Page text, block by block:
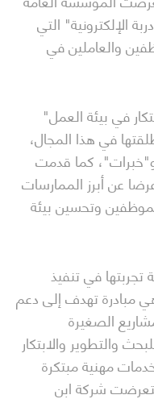
الإلكترونية" التي
والعاملين في
في بيئة العمل"
في هذا المجال،
كما قدمت
عن أبرز الممارسات
وتحسين بيئة
في تنفيذ
مبادرة تهدف إلى دعم
الصغيرة
والتطوير والابتكار
مهنية مبتكرة
شركة ابن